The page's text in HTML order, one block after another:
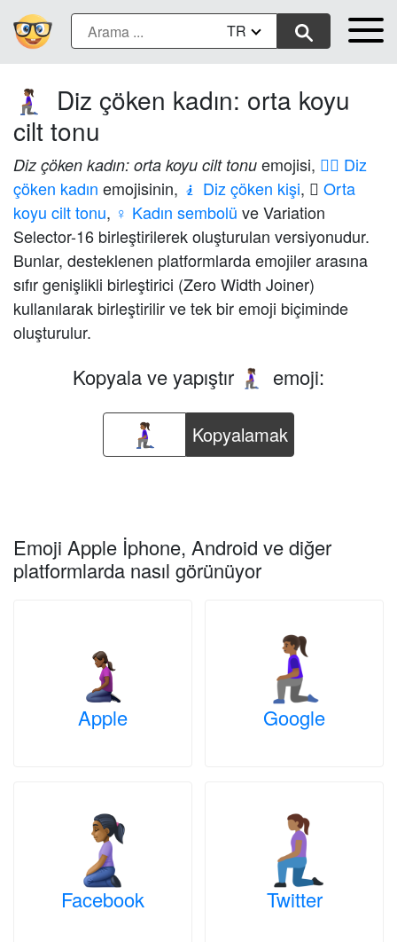
TR
🧎🏾‍♀️
Diz çöken kadın: orta koyu
cilt tonu
Diz çöken kadın: orta koyu cilt tonu emojisi, 🧎‍♀️ Diz
çöken kadın emojisinin, 🧎 Diz çöken kişi, 🏾 Orta
koyu cilt tonu, ♀️ Kadın sembolü ve Variation
Selector-16 birleştirilerek oluşturulan versiyonudur.
Bunlar, desteklenen platformlarda emojiler arasına
sıfır genişlikli birleştirici (Zero Width Joiner)
kullanılarak birleştirilir ve tek bir emoji biçiminde
oluşturulur.
Kopyala ve yapıştır 🧎🏾‍♀️ emoji:
Kopyalamak
Emoji Apple İphone, Android ve diğer
platformlarda nasıl görünüyor
Apple Google
Facebook Twitter